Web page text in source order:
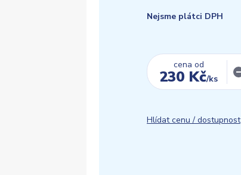
Nejsme plátci DPH
cena od
230 Kč/ks
Hlídat cenu / dostupnost